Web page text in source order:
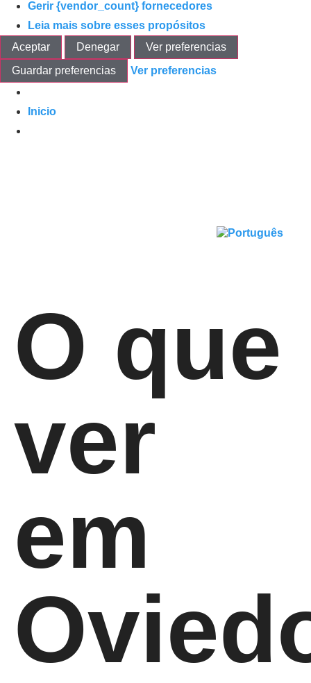
Gerir {vendor_count} fornecedores
Leia mais sobre esses propósitos
Aceptar
Denegar
Ver preferencias
Guardar preferencias
Ver preferencias
Inicio
O que
ver
em